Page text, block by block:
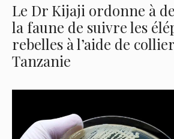
Le Dr Kijaji ordonne à
la faune de suivre les
rebelles à l’aide de
Tanzanie